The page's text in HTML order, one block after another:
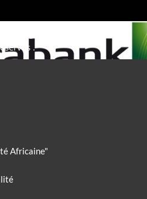
voyage-découverte tous droits
.
Africaine"